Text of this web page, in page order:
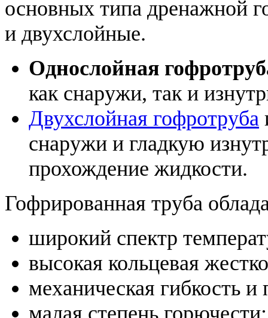
основных типа дренажной
и двухслойные.
Однослойная
как снаружи, так и
Двухслойная гофротруба
снаружи и гладкую
прохождение жидкости.
Гофрированная труба
широкий спектр
высокая кольцевая
механическая гибкость и
малая степень горючести;